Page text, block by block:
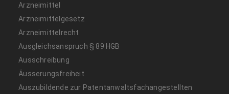
Arzneimittel
Arzneimittelgesetz
Arzneimittelrecht
Ausgleichsanspruch § 89 HGB
Ausschreibung
Äusserungsfreiheit
Auszubildende zur Patentanwaltsfachangestellten